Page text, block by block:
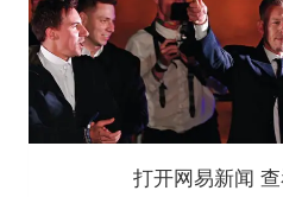
打开网易新闻